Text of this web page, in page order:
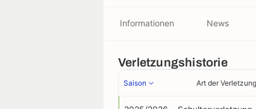
Informationen News
Verletzungshistorie
Saison Art der Verletzung